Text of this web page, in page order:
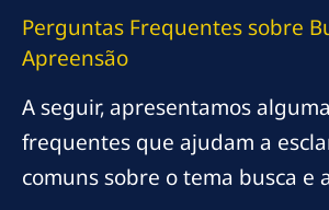
Perguntas Frequentes sobre
Apreensão
A seguir, apresentamos
frequentes que ajudam a
comuns sobre o tema busca e